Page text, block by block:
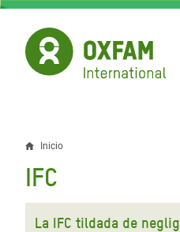
Pasar
contenido
principal
Sobrescribir
enlaces
de
Inicio
IFC
La IFC tildada de